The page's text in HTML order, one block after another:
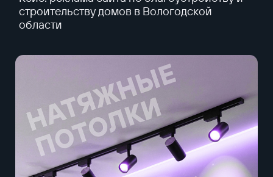
строительству домов в Вологодской
области